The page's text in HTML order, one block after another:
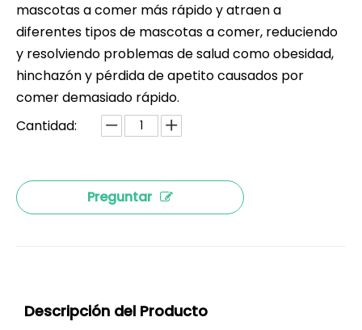
mascotas a comer más rápido y atraen a
diferentes tipos de mascotas a comer, reduciendo
y resolviendo problemas de salud como obesidad,
hinchazón y pérdida de apetito causados ​​por
comer demasiado rápido.
Cantidad:
Preguntar
Descripción del Producto